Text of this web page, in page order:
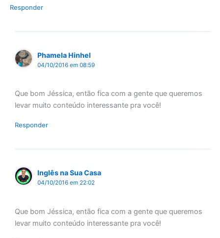
Responder
Phamela Hinhel
04/10/2016 em 08:59
Que bom Jéssica, então fica com a gente que queremos
levar muito conteúdo interessante pra você!
Responder
Inglês na Sua Casa
04/10/2016 em 22:02
Que bom Jéssica, então fica com a gente que queremos
levar muito conteúdo interessante pra você!